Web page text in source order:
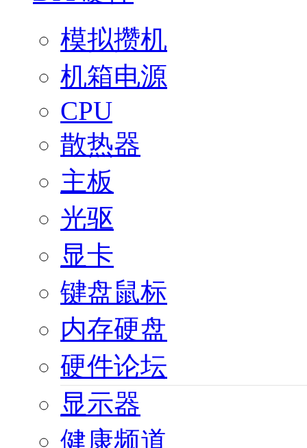
模拟攒机
机箱电源
CPU
散热器
主板
光驱
显卡
键盘鼠标
内存硬盘
硬件论坛
显示器
健康频道